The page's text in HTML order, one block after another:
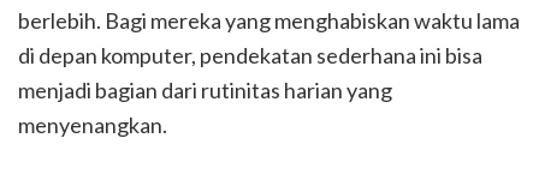
berlebih. Bagi mereka yang menghabiskan waktu lama
di depan komputer, pendekatan sederhana ini bisa
menjadi bagian dari rutinitas harian yang
menyenangkan.